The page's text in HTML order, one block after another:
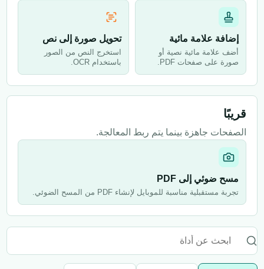
إضافة علامة مائية
أضف علامة مائية نصية أو
صورة على صفحات PDF.
تحويل صورة إلى نص
استخرج النص من الصور
باستخدام OCR.
قريبًا
الصفحات جاهزة بينما يتم ربط المعالجة.
مسح ضوئي إلى PDF
تجربة مستقبلية مناسبة للموبايل لإنشاء PDF من المسح الضوئي.